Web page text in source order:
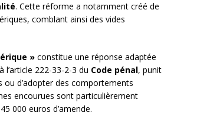
. Cette réforme a notamment créé de
comblant ainsi des vides
» constitue une réponse adaptée
222-33-2-3 du Code pénal, punit
d’adopter des comportements
encourues sont particulièrement
000 euros d’amende.